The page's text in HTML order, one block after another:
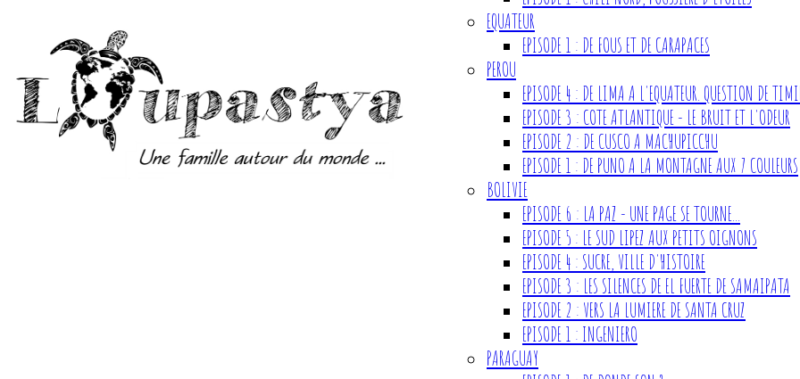
EQUATEUR
EPISODE 1 : DE FOUS ET DE CARAPACES
PEROU
EPISODE 4 : DE LIMA A L'EQUATEUR. QUESTION DE
EPISODE 3 : COTE ATLANTIQUE - LE BRUIT ET L'ODEUR
EPISODE 2 : DE CUSCO A MACHUPICCHU
EPISODE 1 : DE PUNO A LA MONTAGNE AUX 7 COULEURS
BOLIVIE
EPISODE 6 : LA PAZ - UNE PAGE SE TOURNE...
EPISODE 5 : LE SUD LIPEZ AUX PETITS OIGNONS
EPISODE 4 : SUCRE, VILLE D'HISTOIRE
EPISODE 3 : LES SILENCES DE EL FUERTE DE SAMAIPATA
EPISODE 2 : VERS LA LUMIERE DE SANTA CRUZ
EPISODE 1 : INGENIERO
PARAGUAY